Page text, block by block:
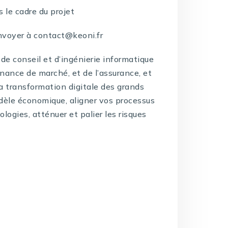
le cadre du projet
à contact@keoni.fr
conseil et d’ingénierie informatique
de marché, et de l’assurance, et
transformation digitale des grands
économique, aligner vos processus
atténuer et palier les risques